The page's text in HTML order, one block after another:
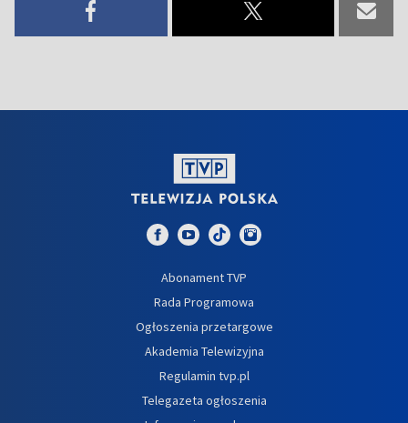
Abonament TVP
Rada Programowa
Ogłoszenia przetargowe
Akademia Telewizyjna
Regulamin tvp.pl
Telegazeta ogłoszenia